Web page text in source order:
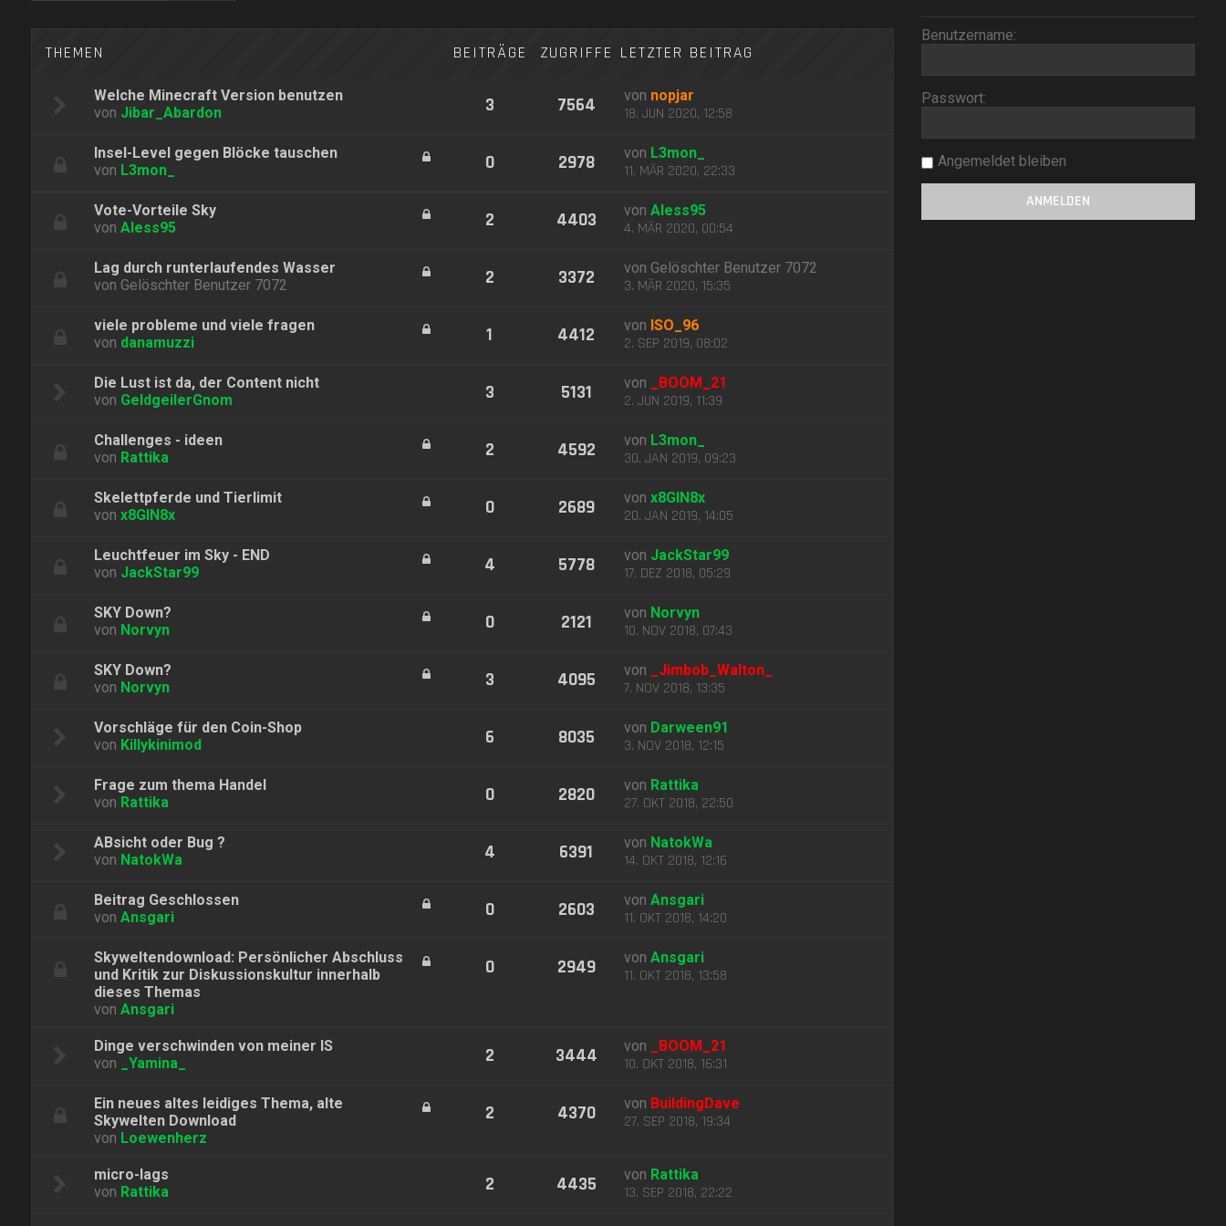
THEMEN BEITRÄGE ZUGRIFFE LETZTER BEITRAG
Welche Minecraft Version benutzen
von Jibar_Abardon 3 7564 von nopjar
18. JUN 2020, 12:58
Insel-Level gegen Blöcke tauschen
von L3mon_ 0 2978 von L3mon_
11. MÄR 2020, 22:33
Vote-Vorteile Sky
von Aless95 2 4403 vonAless95
4. MÄR 2020, 00:54
Lag durch runterlaufendes Wasser
von Gelöschter Benutzer 7072 2 3372 von Gelöschter Benutzer 7072
3. MÄR 2020, 15:35
viele probleme und viele fragen
von danamuzzi 1 4412 von ISO_96
2. SEP 2019, 08:02
Die Lust ist da, der Content nicht
von GeldgeilerGnom 3 5131 von _BOOM_21
2. JUN 2019, 11:39
Challenges - ideen
von Rattika 2 4592 von L3mon_
30. JAN 2019, 09:23
Skelettpferde und Tierlimit
von x8GIN8x 0 2689 vonx8GIN8x
20. JAN 2019, 14:05
Leuchtfeuer im Sky - END
von JackStar99 4 5778 von JackStar99
17. DEZ 2018, 05:29
SKY Down?
von Norvyn 0 2121 von Norvyn
10. NOV 2018, 07:43
SKY Down?
von Norvyn 3 4095 von _Jimbob_Walton_
7. NOV 2018, 13:35
Vorschläge für den Coin-Shop
von Killykinimod 6 8035 von Darween91
3. NOV 2018, 12:15
Frage zum thema Handel
von Rattika 0 2820 von Rattika
27. OKT 2018, 22:50
ABsicht oder Bug ?
von NatokWa 4 6391 von NatokWa
14. OKT 2018, 12:16
Beitrag Geschlossen
von Ansgari 0 2603 vonAnsgari
11. OKT 2018, 14:20
Skyweltendownload: Persönlicher Abschluss
und Kritik zur Diskussionskultur innerhalb
dieses Themas
von Ansgari
0 2949 vonAnsgari
11. OKT 2018, 13:58
Dinge verschwinden von meiner IS
von
_Yamina_ 2 3444 von _BOOM_21
10. OKT 2018, 16:31
Ein neues altes leidiges Thema, alte
Skywelten Download
von Loewenherz
2 4370 von BuildingDave
27. SEP 2018, 19:34
micro-lags
von Rattika 2 4435 von Rattika
13. SEP 2018, 22:22
Benutzername:
Passwort:
Angemeldet bleiben